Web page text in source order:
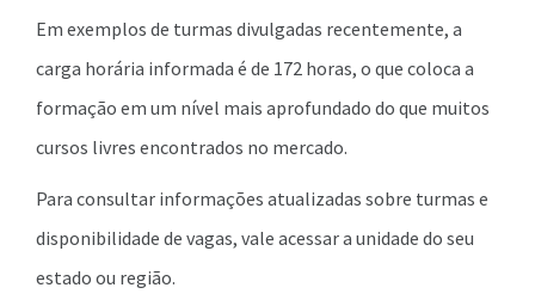
Em exemplos de turmas divulgadas recentemente, a
carga horária informada é de 172 horas, o que coloca a
formação em um nível mais aprofundado do que muitos
cursos livres encontrados no mercado.
Para consultar informações atualizadas sobre turmas e
disponibilidade de vagas, vale acessar a unidade do seu
estado ou região.